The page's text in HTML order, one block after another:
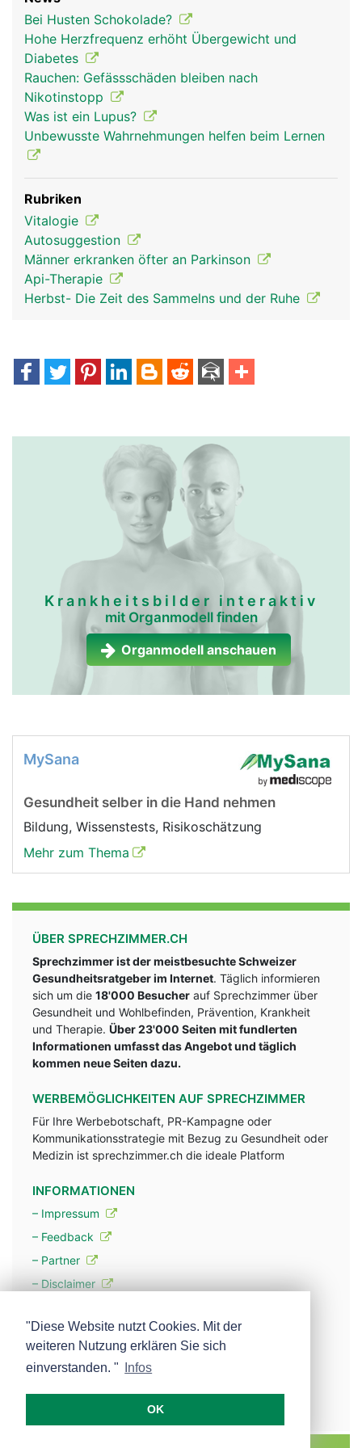
Bei Husten Schokolade?
Hohe Herzfrequenz erhöht Übergewicht und
Diabetes
Rauchen: Gefässschäden bleiben nach
Nikotinstopp
Was ist ein Lupus?
Unbewusste Wahrnehmungen helfen beim Lernen
Rubriken
Vitalogie
Autosuggestion
Männer erkranken öfter an Parkinson
Api-Therapie
Herbst- Die Zeit des Sammelns und der Ruhe
Krankheitsbilder interaktiv
mit Organmodell finden
Organmodell anschauen
MySana
Gesundheit selber in die Hand nehmen
Bildung, Wissenstests, Risikoschätzung
Mehr zum Thema
ÜBER SPRECHZIMMER.CH
Sprechzimmer ist der meistbesuchte Schweizer
Gesundheitsratgeber im Internet. Täglich informieren
sich um die 18'000 Besucher auf Sprechzimmer über
Gesundheit und Wohlbefinden, Prävention, Krankheit
und Therapie. Über 23'000 Seiten mit fundlerten
Informationen umfasst das Angebot und täglich
kommen neue Seiten dazu.
WERBEMÖGLICHKEITEN AUF SPRECHZIMMER
Für Ihre Werbebotschaft, PR-Kampagne oder
Kommunikationsstrategie mit Bezug zu Gesundheit oder
Medizin ist sprechzimmer.ch die ideale Platform
INFORMATIONEN
– Impressum
– Feedback
– Partner
– Disclaimer
– Werbung
– Mehr über unsere Experten
"Diese Website nutzt Cookies. Mit der
weiteren Nutzung erklären Sie sich
einverstanden. "
Infos
OK